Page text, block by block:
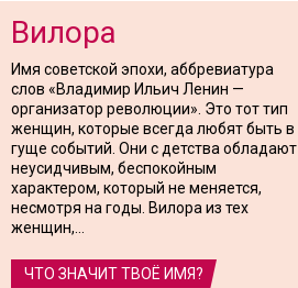
Вилора
Имя советской эпохи, аббревиатура
слов «Владимир Ильич Ленин —
организатор революции». Это тот тип
женщин, которые всегда любят быть в
гуще событий. Они с детства обладают
неусидчивым, беспокойным
характером, который не меняется,
несмотря на годы. Вилора из тех
женщин,...
ЧТО ЗНАЧИТ ТВОЁ ИМЯ?